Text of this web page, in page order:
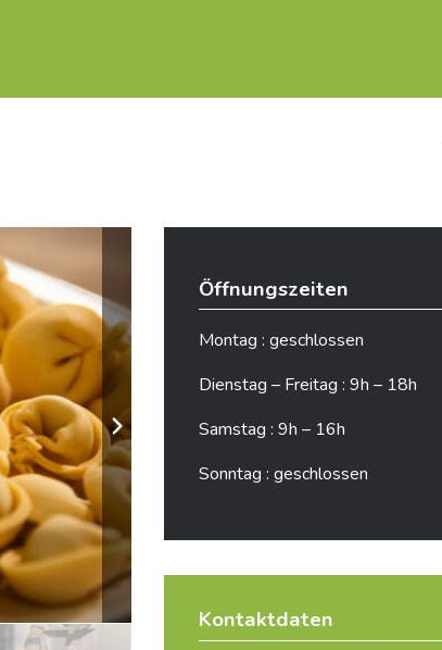
Öffnungszeiten
Montag : geschlossen
Dienstag – Freitag : 9h – 18h
Samstag : 9h – 16h
Sonntag : geschlossen
Kontaktdaten